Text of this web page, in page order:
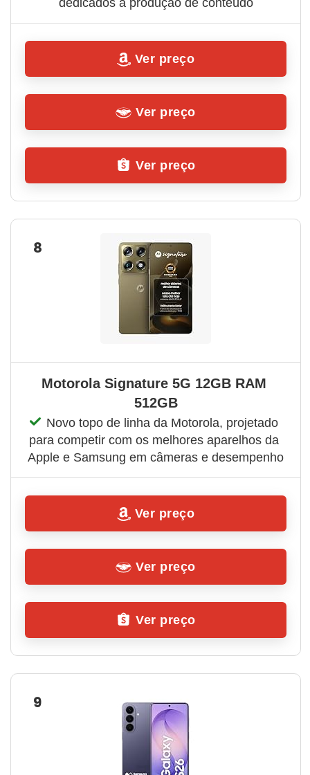
Ver preço
Ver preço
Ver preço
8
Motorola Signature 5G 12GB RAM
512GB
Novo topo de linha da Motorola, projetado
para competir com os melhores aparelhos da
Apple e Samsung em câmeras e desempenho
Ver preço
Ver preço
Ver preço
9